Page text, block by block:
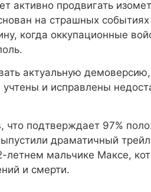
активно продвигать
на страшных
когда оккупационные
актуальную
и исправлены
подтверждает 97%
драматичный
летнем мальчике Максе,
и смерти.